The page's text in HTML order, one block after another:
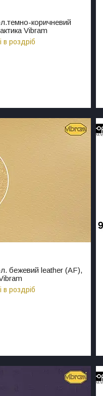
коричневий
Vibram
в роздріб
бежевий leather (AF),
в роздріб